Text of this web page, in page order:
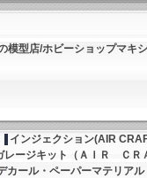
模型店/ホビーショップマキ
インジェクション(AIR
レージキット（ＡＩＲ ＣＲ
カール・ペーパーマテリアル